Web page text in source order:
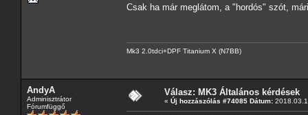
Csak ha már meglátom, a "hordós" szót,
Mk3 2.0tdci+DPF Titanium X (N7BB)
AndyA
Adminisztrátor
Fórumfüggő
Válasz: MK3 Általános kérdések
« Új hozzászólás #74085 Dátum: